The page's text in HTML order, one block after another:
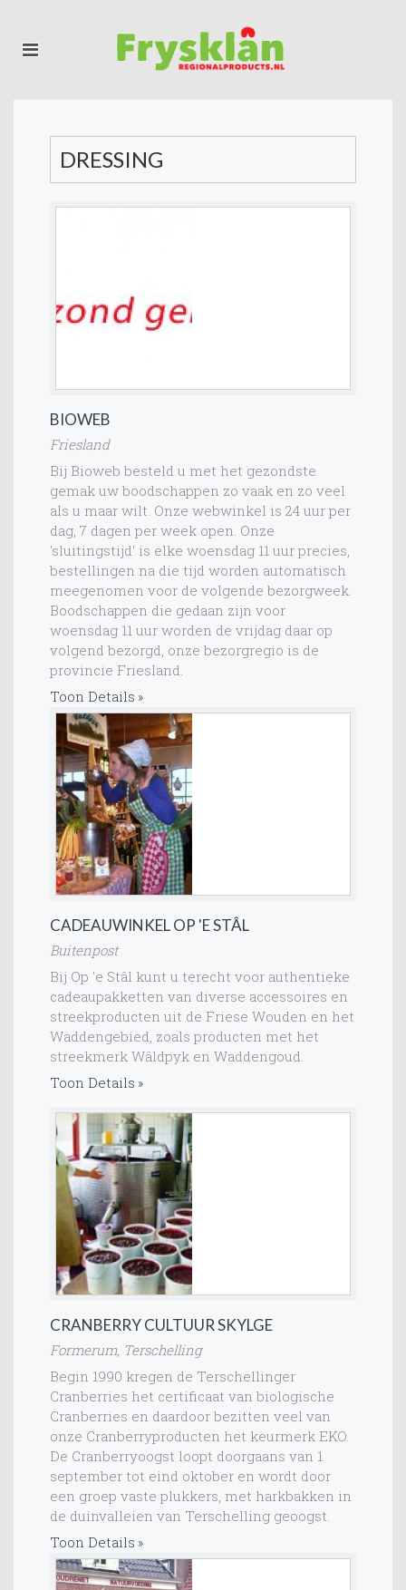
DRESSING
BIOWEB
Friesland
Bij Bioweb besteld u met het gezondste
gemak uw boodschappen zo vaak en zo veel
als u maar wilt. Onze webwinkel is 24 uur per
dag, 7 dagen per week open. Onze
'sluitingstijd' is elke woensdag 11 uur precies,
bestellingen na die tijd worden automatisch
meegenomen voor de volgende bezorgweek.
Boodschappen die gedaan zijn voor
woensdag 11 uur worden de vrijdag daar op
volgend bezorgd, onze bezorgregio is de
provincie Friesland.
Toon Details
CADEAUWINKEL OP 'E STÂL
Buitenpost
Bij Op 'e Stâl kunt u terecht voor authentieke
cadeaupakketten van diverse accessoires en
streekproducten uit de Friese Wouden en het
Waddengebied, zoals producten met het
streekmerk Wâldpyk en Waddengoud.
Toon Details
CRANBERRY CULTUUR SKYLGE
Formerum, Terschelling
Begin 1990 kregen de Terschellinger
Cranberries het certificaat van biologische
Cranberries en daardoor bezitten veel van
onze Cranberryproducten het keurmerk EKO.
De Cranberryoogst loopt doorgaans van 1
september tot eind oktober en wordt door
een groep vaste plukkers, met harkbakken in
de duinvalleien van Terschelling geoogst.
Toon Details